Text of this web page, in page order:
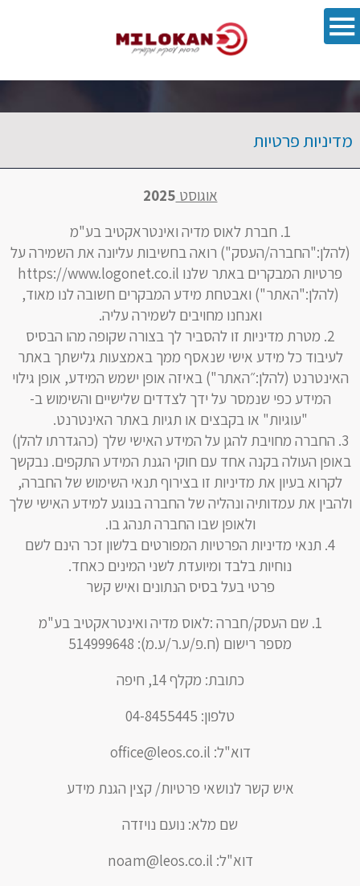
מדיניות פרטיות
אוגוסט 2025
חברת לאוס מדיה ואינטראקטיב בע"מ
(להלן:"החברה/העסק") רואה בחשיבות עליונה את השמירה על
פרטיות המבקרים באתר שלנו https://www.logonet.co.il
(להלן:"האתר") ואבטחת מידע המבקרים חשובה לנו מאוד,
ואנחנו מחויבים לשמירה עליה.
מטרת מדיניות זו להסביר לך בצורה שקופה מהו הבסיס
לעיבוד כל מידע אישי שנאסף ממך באמצעות גלישתך באתר
האינטרנט (להלן:״האתר") באיזה אופן ישמש המידע, אופן גילוי
המידע כפי שנמסר על ידך לצדדים שלישיים והשימוש ב-
"עוגיות" או בקבצים או תגיות באתר האינטרנט.
החברה מחויבת להגן על המידע האישי שלך (כהגדרתו להלן)
באופן העולה בקנה אחד עם חוקי הגנת המידע התקפים. נבקשך
לקרוא בעיון את מדיניות זו בצירוף תנאי השימוש של החברה,
ולהבין את עמדותיה ונהליה של החברה בנוגע למידע האישי שלך
ולאופן שבו החברה תנהג בו.
תנאי מדיניות הפרטיות המפורטים בלשון זכר הינם לשם
נוחיות בלבד ומיועדת לשני המינים כאחד.
פרטי בעל בסיס הנתונים ואיש קשר
שם העסק/חברה :לאוס מדיה ואינטראקטיב בע"מ
מספר רישום (ח.פ/ע.ר/ע.מ): 514999648
כתובת: מקלף 14, חיפה
טלפון: 04-8455445
דוא"ל: office@leos.co.il
איש קשר לנושאי פרטיות/ קצין הגנת מידע
שם מלא: נועם נויזדה
דוא"ל: noam@leos.co.il